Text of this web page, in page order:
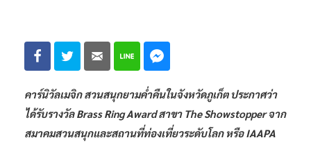
คาร์นิวัลเมจิก สวนสนุกยามค่ำคืนในจังหวัดภูเก็ต ประกาศว่า
ได้รับรางวัล Brass Ring Award สาขา The Showstopper จาก